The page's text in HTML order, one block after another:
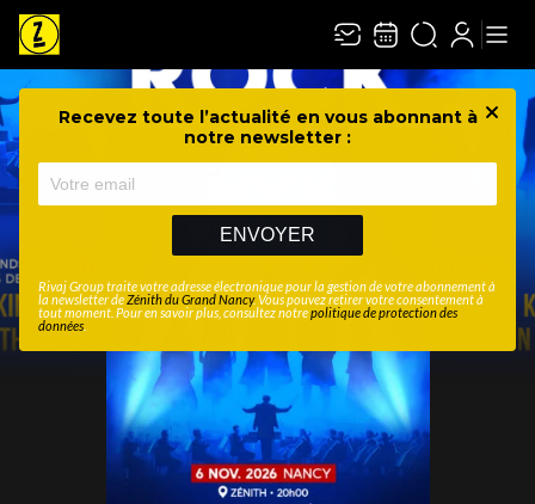
Recevez toute l’actualité en vous abonnant à
notre newsletter :
ENVOYER
Rivaj Group traite votre adresse électronique pour la gestion de votre abonnement à
la newsletter deZénith du Grand Nancy. Vous pouvez retirer votre consentement à
tout moment. Pour en savoir plus, consultez notrepolitique de protection des
données